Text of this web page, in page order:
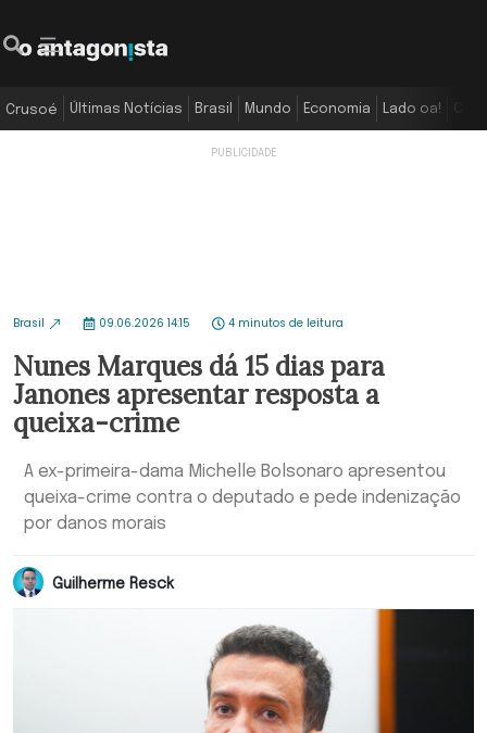
Crusoé Últimas Notícias Brasil Mundo Economia Lado oa!
Brasil 09.06.2026 14:15 4 minutos de leitura
Nunes Marques dá 15 dias para
Janones apresentar resposta a
queixa-crime
A ex-primeira-dama Michelle Bolsonaro apresentou
queixa-crime contra o deputado e pede indenização
por danos morais
Guilherme Resck